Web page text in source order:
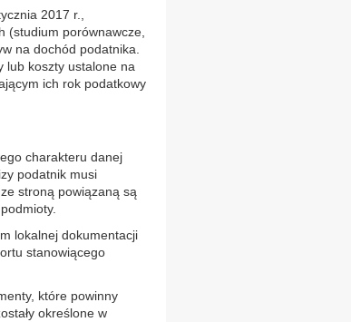
2017 r.,
(studium porównawcze,
na dochód podatnika.
lub koszty ustalone na
ich rok podatkowy
charakteru danej
podatnik musi
stroną powiązaną są
lokalnej dokumentacji
stanowiącego
które powinny
określone w